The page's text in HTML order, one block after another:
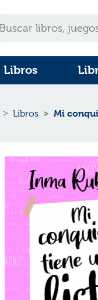
Libros
Libros Mi